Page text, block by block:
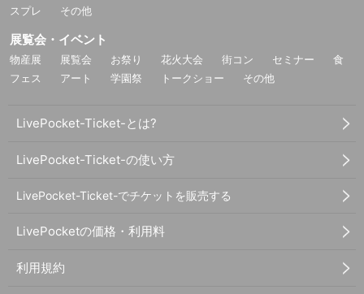
スプレ
その他
展覧会・イベント
物産展 展覧会 お祭り 花火大会 街コン セミナー
食
フェス
アート 学園祭 トークショー その他
LivePocket-Ticket-とは?
LivePocket-Ticket-の使い方
LivePocket-Ticket-でチケットを販売する
LivePocketの価格・利用料
利用規約